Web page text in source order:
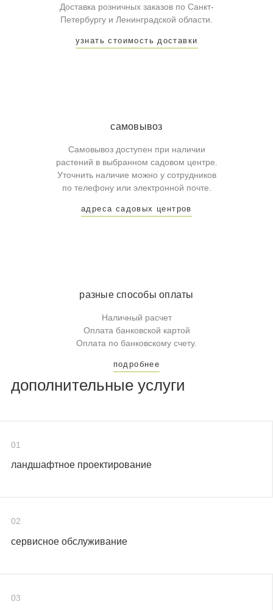
Доставка розничных заказов по Санкт-
Петербургу и Ленинградской области.
узнать стоимость доставки
самовывоз
Самовывоз доступен при наличии
растений в выбранном садовом центре.
Уточнить наличие можно у сотрудников
по телефону или электронной почте.
адреса садовых центров
разные способы оплаты
Наличный расчет
Оплата банковской картой
Оплата по банковскому счету.
подробнее
дополнительные услуги
01
ландшафтное проектирование
02
сервисное обслуживание
03